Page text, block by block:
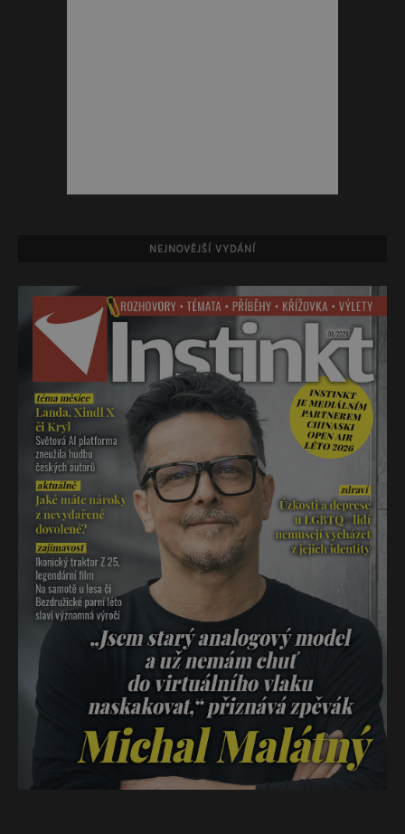
NEJNOVĚJŠÍ VYDÁNÍ